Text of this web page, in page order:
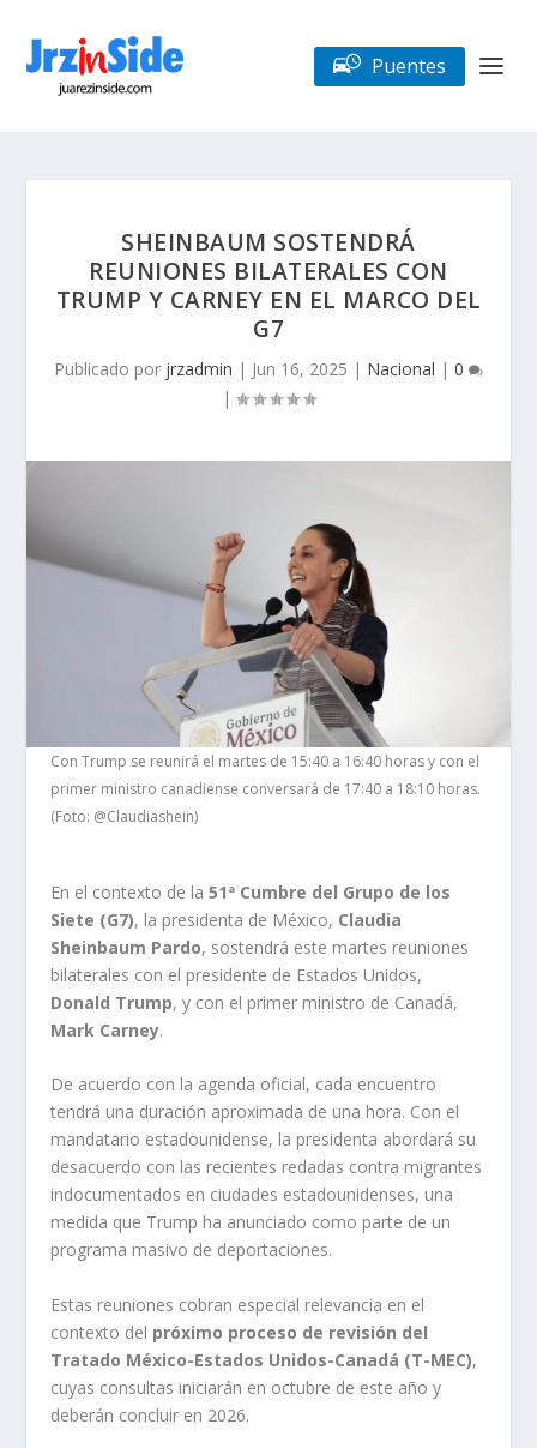
Puentes
SHEINBAUM SOSTENDRÁ
REUNIONES BILATERALES CON
TRUMP Y CARNEY EN EL MARCO DEL
G7
Publicado por jrzadmin | Jun 16, 2025 | Nacional | 0
|
Con Trump se reunirá el martes de 15:40 a 16:40 horas y con el
primer ministro canadiense conversará de 17:40 a 18:10 horas.
(Foto: @Claudiashein)
En el contexto de la51ª Cumbre del Grupo de los
Siete (G7), la presidenta de México, Claudia
Sheinbaum Pardo, sostendrá este martes reuniones
bilaterales con el presidente de Estados Unidos,
Donald Trump, y con el primer ministro de Canadá,
Mark Carney.
De acuerdo con la agenda oficial, cada encuentro
tendrá una duración aproximada de una hora. Con el
mandatario estadounidense, la presidenta abordará su
desacuerdo con las recientes redadas contra migrantes
indocumentados en ciudades estadounidenses, una
medida que Trump ha anunciado como parte de un
programa masivo de deportaciones.
Estas reuniones cobran especial relevancia en el
contexto del próximo proceso de revisión del
Tratado México-Estados Unidos-Canadá (T-MEC),
cuyas consultas iniciarán en octubre de este año y
deberán concluir en 2026.